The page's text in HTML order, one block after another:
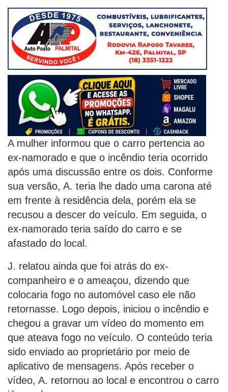
A mulher informou que o carro pertencia ao
ex-namorado e que o incêndio teria ocorrido
após uma discussão entre os dois. Conforme
sua versão, A. teria lhe dado uma carona até
em frente à residência dela, porém ela se
recusou a descer do veículo. Em seguida, o
ex-namorado teria saído do carro e se
afastado do local.
J. relatou ainda que foi atrás do ex-
companheiro e o ameaçou, dizendo que
colocaria fogo no automóvel caso ele não
retornasse. Logo depois, iniciou o incêndio e
chegou a gravar um vídeo do momento em
que ateava fogo no veículo. O conteúdo teria
sido enviado ao proprietário por meio de
aplicativo de mensagens. Após receber o
vídeo, A. retornou ao local e encontrou o carro